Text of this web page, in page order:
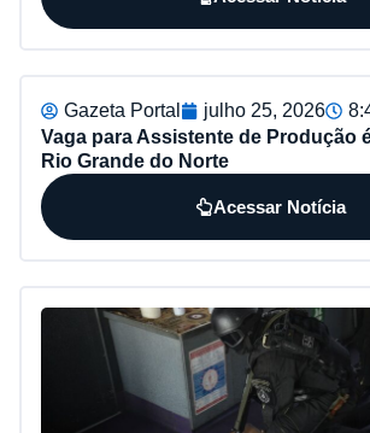
Gazeta Portal julho 25, 2026
Vaga para Assistente de Produção
Rio Grande do Norte
Acessar Notícia